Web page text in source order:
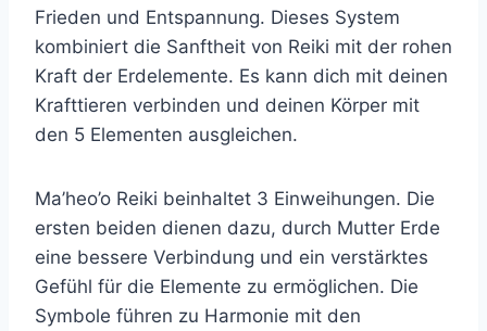
Frieden und Entspannung. Dieses System
kombiniert die Sanftheit von Reiki mit der rohen
Kraft der Erdelemente. Es kann dich mit deinen
Krafttieren verbinden und deinen Körper mit
den 5 Elementen ausgleichen.
Ma’heo’o Reiki beinhaltet 3 Einweihungen. Die
ersten beiden dienen dazu, durch Mutter Erde
eine bessere Verbindung und ein verstärktes
Gefühl für die Elemente zu ermöglichen. Die
Symbole führen zu Harmonie mit den